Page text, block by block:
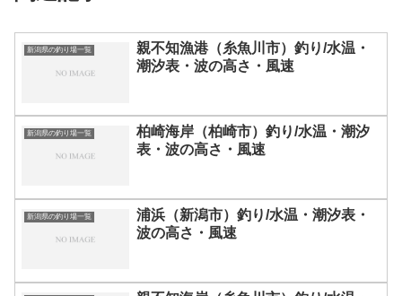
新潟県の釣り場一覧
親不知漁港（糸魚川市）釣り/水温・
潮汐表・波の高さ・風速
新潟県の釣り場一覧
柏崎海岸（柏崎市）釣り/水温・潮汐
表・波の高さ・風速
新潟県の釣り場一覧
浦浜（新潟市）釣り/水温・潮汐表・
波の高さ・風速